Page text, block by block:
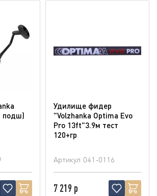
подш)
Удилище фидер
"Volzhanka Optima Evo
Pro 13ft"3.9м тест
120+гр
Артикул 041-0116
7 219 р